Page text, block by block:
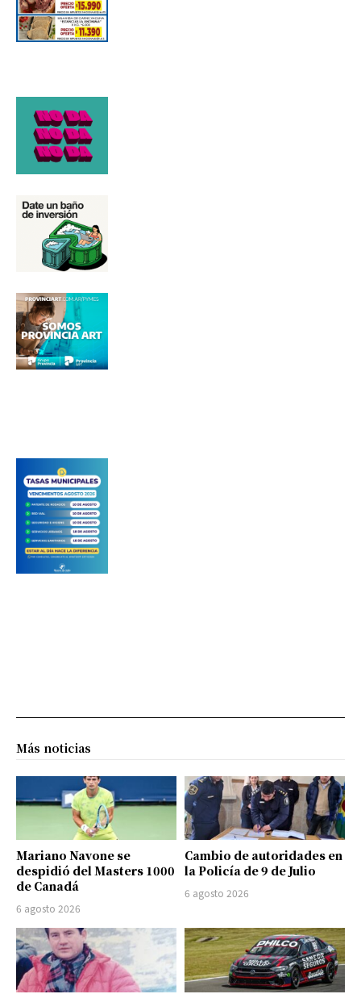
Más noticias
Mariano Navone se
despidió del Masters 1000
de Canadá
6 agosto 2026
Cambio de autoridades en
la Policía de 9 de Julio
6 agosto 2026